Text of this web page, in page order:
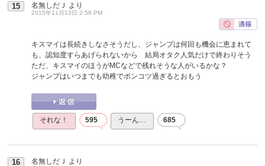
15 名無しだＪ より
2015年11月13日 2:58 PM
キスマイは長続きしなさそうだし、ジャンプは何回も機会に恵まれて
も、認知度すらあげられないから 結局オタク人気だけで終わりそう
ただ、キスマイのほうがMCなどで残れそうな人がいるかな？
ジャンプはいつまでも幼稚でポンコツ過ぎるとおもう
それな！ 595 うーん… 685
16 名無しだＪ より